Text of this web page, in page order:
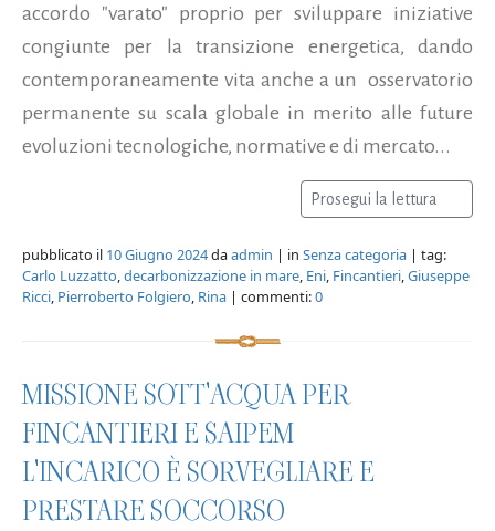
accordo "varato" proprio per sviluppare iniziative
congiunte per la transizione energetica, dando
contemporaneamente vita anche a un osservatorio
permanente su scala globale in merito alle future
evoluzioni tecnologiche, normative e di mercato...
Prosegui la lettura
pubblicato il 10 Giugno 2024daadmin | in Senza categoria | tag:
Carlo Luzzatto decarbonizzazione in mare Eni Fincantieri Giuseppe
Ricci Pierroberto Folgiero Rina | commenti:0
MISSIONE SOTT'ACQUA PER
FINCANTIERI E SAIPEM
L'INCARICO È SORVEGLIARE E
PRESTARE SOCCORSO